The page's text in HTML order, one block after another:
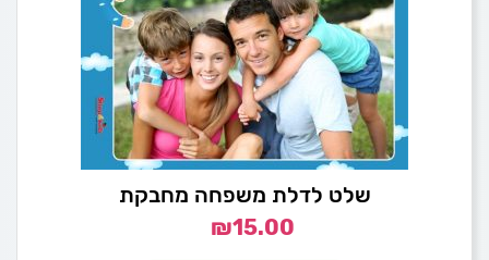
שלט לדלת משפחה מחבקת
₪15.00